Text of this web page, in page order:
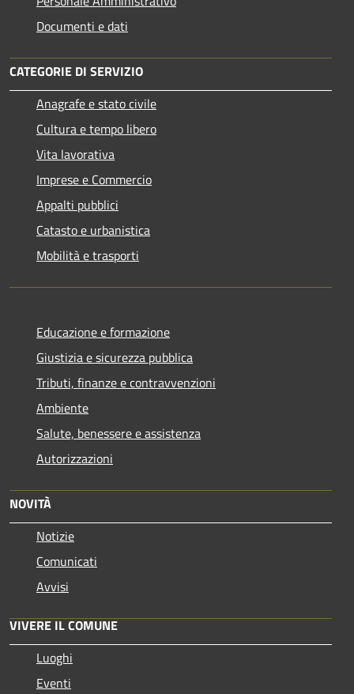
Documenti e dati
CATEGORIE DI SERVIZIO
Anagrafe e stato civile
Cultura e tempo libero
Vita lavorativa
Imprese e Commercio
Appalti pubblici
Catasto e urbanistica
Mobilità e trasporti
Educazione e formazione
Giustizia e sicurezza pubblica
Tributi, finanze e contravvenzioni
Ambiente
Salute, benessere e assistenza
Autorizzazioni
NOVITÀ
Notizie
Comunicati
Avvisi
VIVERE IL COMUNE
Luoghi
Eventi